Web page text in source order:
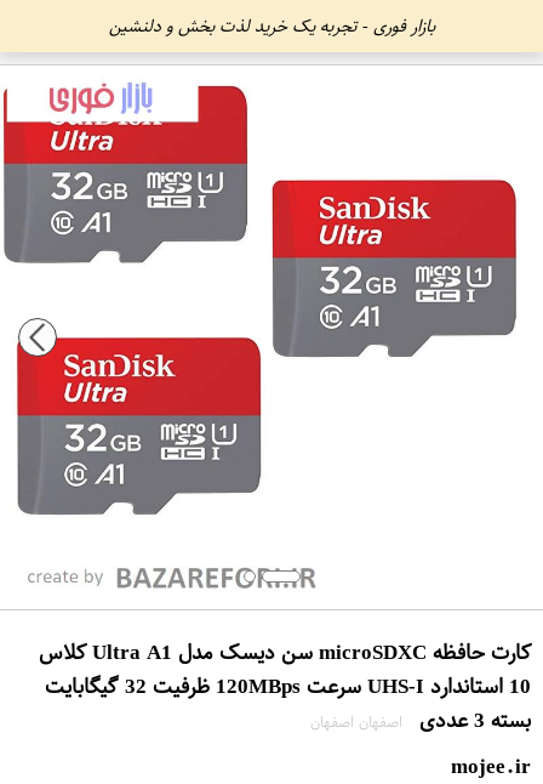
بازار فوری - تجربه یک خرید لذت بخش و دلنشین
کارت حافظه microSDXC سن دیسک مدل Ultra A1 کلاس
10 استاندارد UHS-I سرعت 120MBps ظرفیت 32 گیگابایت
بسته 3 عددی
اصفهان اصفهان
mojee.ir